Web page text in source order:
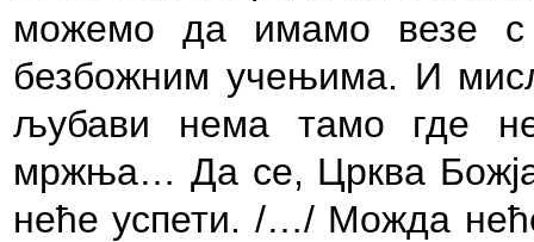
можемо да имамо везе
безбожним учењима. И
љубави нема тамо где
мржња… Да се, Црква
неће успети. /…/ Можда